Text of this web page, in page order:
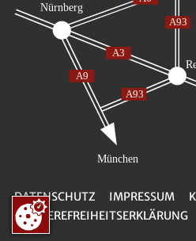
DATENSCHUTZ IMPRESSUM
BARRIEREFREIHEITSERKLÄRUNG